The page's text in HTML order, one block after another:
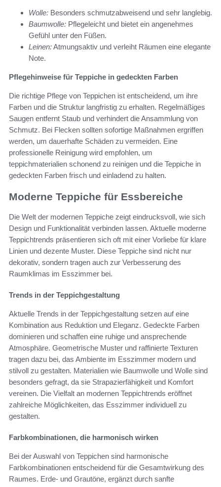
Wolle: Besonders schmutzabweisend und sehr langlebig.
Baumwolle: Pflegeleicht und bietet ein angenehmes
Gefühl unter den Füßen.
Leinen:Atmungsaktiv und verleiht Räumen eine elegante
Note.
Pflegehinweise für Teppiche in gedeckten Farben
Die richtige Pflege von Teppichen ist entscheidend, um ihre
Farben und die Struktur langfristig zu erhalten. Regelmäßiges
Saugen entfernt Staub und verhindert die Ansammlung von
Schmutz. Bei Flecken sollten sofortige Maßnahmen ergriffen
werden, um dauerhafte Schäden zu vermeiden. Eine
professionelle Reinigung wird empfohlen, um
teppichmaterialien schonend zu reinigen und die Teppiche in
gedeckten Farben frisch und einladend zu halten.
Moderne Teppiche für Essbereiche
Die Welt der modernen Teppiche zeigt eindrucksvoll, wie sich
Design und Funktionalität verbinden lassen. Aktuelle moderne
Teppichtrends präsentieren sich oft mit einer Vorliebe für klare
Linien und dezente Muster. Diese Teppiche sind nicht nur
dekorativ, sondern tragen auch zur Verbesserung des
Raumklimas im Esszimmer bei.
Trends in der Teppichgestaltung
Aktuelle Trends in der Teppichgestaltung setzen auf eine
Kombination aus Reduktion und Eleganz. Gedeckte Farben
dominieren und schaffen eine ruhige und ansprechende
Atmosphäre. Geometrische Muster und raffinierte Texturen
tragen dazu bei, das Ambiente im Esszimmer modern und
stilvoll zu gestalten. Materialien wie Baumwolle und Wolle sind
besonders gefragt, da sie Strapazierfähigkeit und Komfort
vereinen. Die Vielfalt an modernen Teppichtrends eröffnet
zahlreiche Möglichkeiten, das Esszimmer individuell zu
gestalten.
Farbkombinationen, die harmonisch wirken
Bei der Auswahl von Teppichen sind harmonische
Farbkombinationen entscheidend für die Gesamtwirkung des
Raumes. Erde- und Grautöne, ergänzt durch sanfte